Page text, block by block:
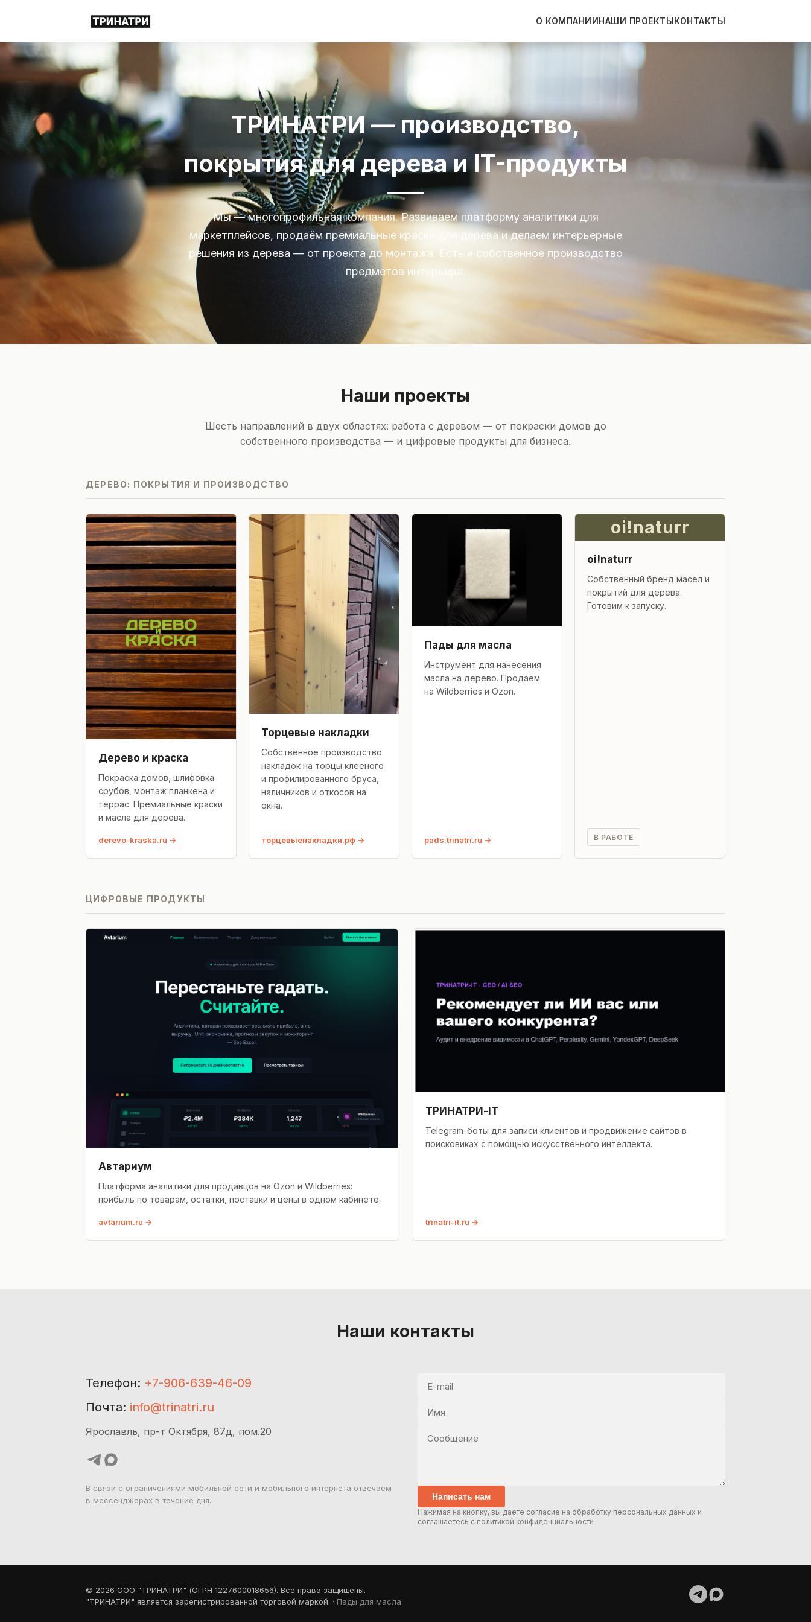
О КОМПАНИИНАШИ ПРОЕКТЫКОНТАКТЫ
ТРИНАТРИ — производство,
покрытия для дерева и IT-продукты
Мы — многопрофильная компания. Развиваем платформу аналитики для
маркетплейсов, продаём премиальные краски для дерева и делаем интерьерные
решения из дерева — от проекта до монтажа. Есть и собственное производство
предметов интерьера.
Наши проекты
Шесть направлений в двух областях: работа с деревом — от покраски домов до
собственного производства — и цифровые продукты для бизнеса.
ДЕРЕВО: ПОКРЫТИЯ И ПРОИЗВОДСТВО
Дерево и краска
Покраска домов, шлифовка
срубов, монтаж планкена и
террас. Премиальные краски
и масла для дерева.
derevo-kraska.ru
Торцевые накладки
Собственное производство
накладок на торцы клееного
и профилированного бруса,
наличников и откосов на
окна.
торцевыенакладки.рф
Пады для масла
Инструмент для нанесения
масла на дерево. Продаём
на Wildberries и Ozon.
pads.trinatri.ru
oi!naturr
oi!naturr
Собственный бренд масел и
покрытий для дерева.
Готовим к запуску.
В РАБОТЕ
ЦИФРОВЫЕ ПРОДУКТЫ
Автариум
Платформа аналитики для продавцов на Ozon и Wildberries:
прибыль по товарам, остатки, поставки и цены в одном кабинете.
avtarium.ru
ТРИНАТРИ-IT
Telegram-боты для записи клиентов и продвижение сайтов в
поисковиках с помощью искусственного интеллекта.
trinatri-it.ru
Наши контакты
Телефон: +7-906-639-46-09
Почта: info@trinatri.ru
Ярославль, пр-т Октября, 87д, пом.20
В связи с ограничениями мобильной сети и мобильного интернета отвечаем
в мессенджерах в течение дня.
Написать нам
Нажимая на кнопку, вы даете согласие на обработку персональных данных и
соглашаетесь c политикой конфиденциальности
© 2026 ООО "ТРИНАТРИ" (ОГРН 1227600018656). Все права защищены.
"ТРИНАТРИ" является зарегистрированной торговой маркой. · Пады для масла